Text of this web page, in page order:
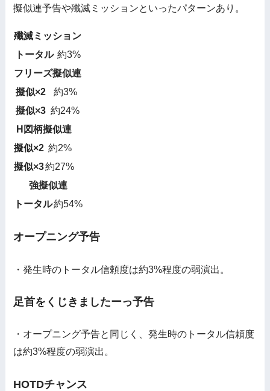
擬似連予告や殲滅ミッションといったパターンあり。
殲滅ミッション
トータル 約3%
フリーズ擬似連
擬似×2
約3%
擬似×3 約24%
H図柄擬似連
擬似×2 約2%
擬似×3約27%
強擬似連
トータル約54%
オープニング予告
・発生時のトータル信頼度は約3%程度の弱演出。
足首をくじきましたーっ予告
・オープニング予告と同じく、発生時のトータル信頼度
は約3%程度の弱演出。
HOTDチャンス